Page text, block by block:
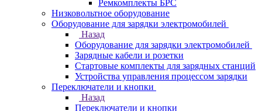
Ремкомплекты БРС
Низковольтное оборудование
Оборудование для зарядки электромобилей
Назад
Оборудование для зарядки электромобилей
Зарядные кабели и розетки
Стартовые комплекты для зарядных станций
Устройства управления процессом зарядки
Переключатели и кнопки
Назад
Переключатели и кнопки